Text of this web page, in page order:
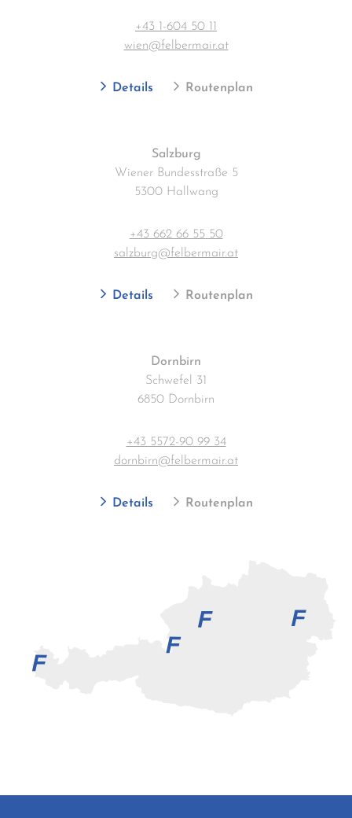
+43 1-604 50 11
wien@felbermair.at
Details Routenplan
Salzburg
Wiener Bundesstraße 5
5300 Hallwang
+43 662 66 55 50
salzburg@felbermair.at
Details Routenplan
Dornbirn
Schwefel 31
6850 Dornbirn
+43 5572-90 99 34
dornbirn@felbermair.at
Details Routenplan